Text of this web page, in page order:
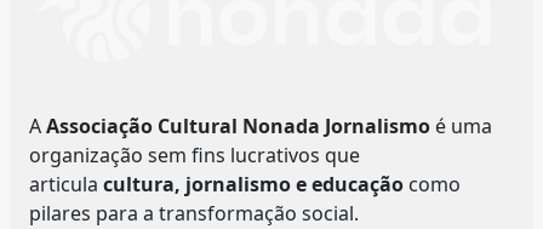
AAssociação Cultural Nonada Jornalismo é uma
organização sem fins lucrativos que
articula cultura, jornalismo e educação como
pilares para a transformação social.